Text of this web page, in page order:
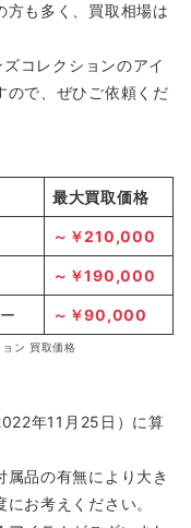
方も多く、買取相場は
コレクションのアイ
ので、ぜひご依頼くだ
最大買取価格
～￥210,000
～￥190,000
～￥90,000
ン 買取価格
年11月25日）に算
品の有無により大き
お考えください。